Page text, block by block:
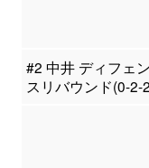
#2 中井 ディフェン
スリバウンド(0-2-